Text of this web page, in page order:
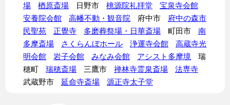
場
楢原斎場 日野市 桃源院礼拝堂
宝泉寺会館
安養院会館
高幡不動・観音院 府中市
府中の森市
民聖苑
正覺寺 多磨葬祭場・日華斎場 町田市
南
多摩斎場
さくらんぼホール 浄運寺会館
高蔵寺光
明会館
岩子会館 みなみ会館 アシスト多摩境
瑞
穂町
瑞穂斎場 三鷹市 禅林寺霊泉斎場
法専寺
武蔵野市
延命寺斎場 源正寺太子堂